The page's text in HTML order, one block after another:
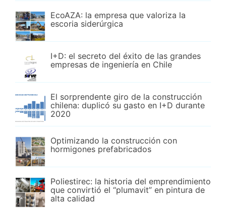
EcoAZA: la empresa que valoriza la
escoria siderúrgica
I+D: el secreto del éxito de las grandes
empresas de ingeniería en Chile
El sorprendente giro de la construcción
chilena: duplicó su gasto en I+D durante
2020
Optimizando la construcción con
hormigones prefabricados
Poliestirec: la historia del emprendimiento
que convirtió el “plumavit” en pintura de
alta calidad